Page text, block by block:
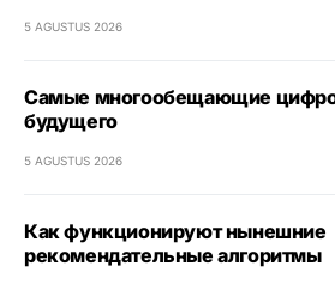
5 AGUSTUS 2026
Самые многообещающие
будущего
5 AGUSTUS 2026
Как функционируют нынешние
рекомендательные алгоритмы